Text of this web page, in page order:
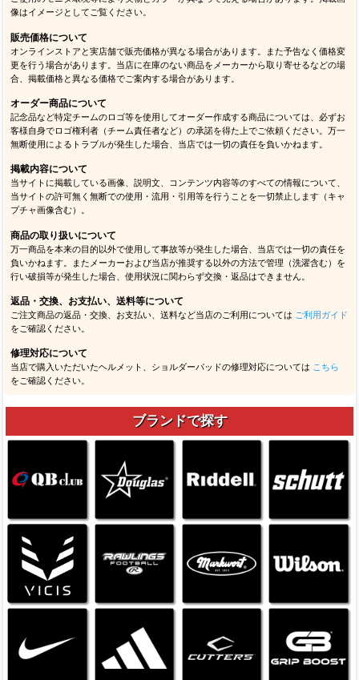
像はイメージとしてご覧ください。
販売価格について
オンラインストアと実店舗で販売価格が異なる場合があります。また予告なく価格変
更を行う場合があります。当店に在庫のない商品をメーカーから取り寄せるなどの場
合、掲載価格と異なる価格でご案内する場合があります。
オーダー商品について
記念品など特定チームのロゴ等を使用してオーダー作成する商品については、必ずお
客様自身でロゴ権利者（チーム責任者など）の承諾を得た上でご依頼ください。万一
無断使用によるトラブルが発生した場合、当店では一切の責任を負いかねます。
掲載内容について
当サイトに掲載している画像、説明文、コンテンツ内容等のすべての情報について、
当サイトの許可無く無断での使用・流用・引用等を行うことを一切禁止します（キャ
プチャ画像含む）。
商品の取り扱いについて
万一商品を本来の目的以外で使用して事故等が発生した場合、当店では一切の責任を
負いかねます。またメーカーおよび当店が推奨する以外の方法で管理（洗濯含む）を
行い破損等が発生した場合、使用状況に関わらず交換・返品はできません。
返品・交換、お支払い、送料等について
ご注文商品の返品・交換、お支払い、送料など当店のご利用については ご利用ガイド
をご確認ください。
修理対応について
当店で購入いただいたヘルメット、ショルダーパッドの修理対応については こちら
をご確認ください。
ブランドで探す